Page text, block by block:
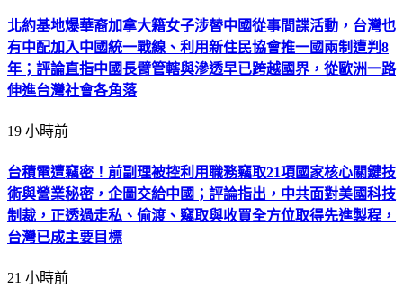
北約基地爆華裔加拿大籍女子涉替中國從事間諜活動，台灣也
有中配加入中國統一戰線、利用新住民協會推一國兩制遭判8
年；評論直指中國長臂管轄與滲透早已跨越國界，從歐洲一路
伸進台灣社會各角落
19 小時前
台積電遭竊密！前副理被控利用職務竊取21項國家核心關鍵技
術與營業秘密，企圖交給中國；評論指出，中共面對美國科技
制裁，正透過走私、偷渡、竊取與收買全方位取得先進製程，
台灣已成主要目標
21 小時前